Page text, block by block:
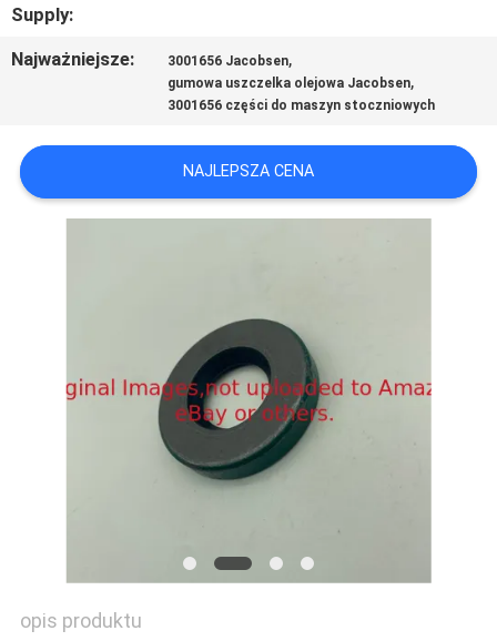
AKTUALNOŚCI
O
WYCENĘ
Supply:
Najważniejsze: 3001656 Jacobsen,
gumowa uszczelka olejowa Jacobsen,
3001656 części do maszyn stoczniowych
NAJLEPSZA CENA
opis produktu